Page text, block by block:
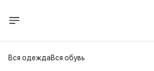
Вся одеждаВся обувь